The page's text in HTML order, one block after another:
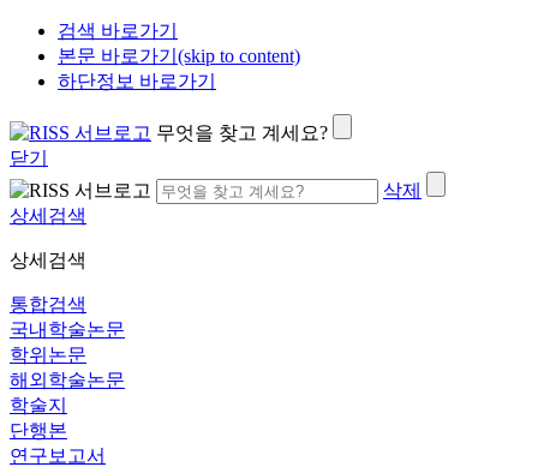
검색 바로가기
본문 바로가기(skip to content)
하단정보 바로가기
무엇을 찾고 계세요?
닫기
삭제
상세검색
상세검색
통합검색
국내학술논문
학위논문
해외학술논문
학술지
단행본
연구보고서